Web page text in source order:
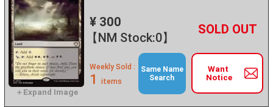
¥ 300
【NM Stock:0】
－ +
Want
Notice
Weekly Sold :
1 items
Same Name
Search